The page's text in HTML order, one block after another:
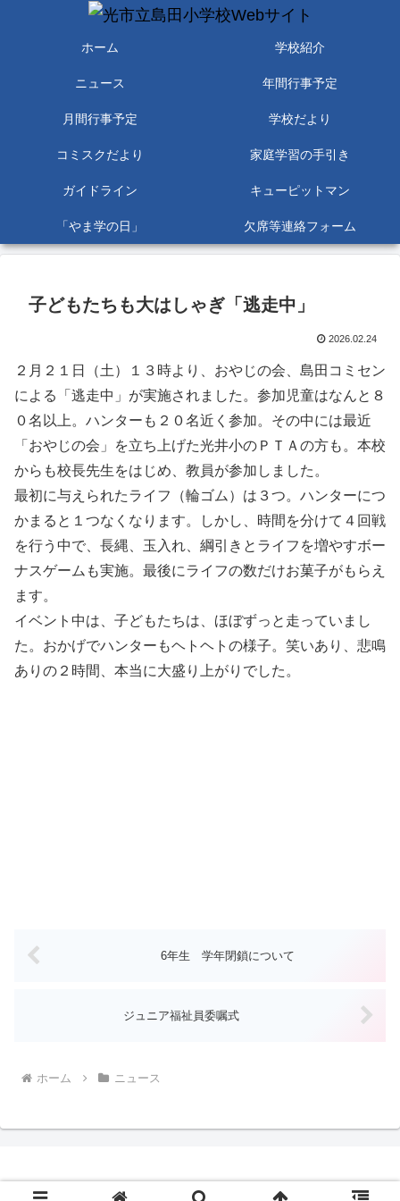
ホーム 学校紹介
ニュース 年間行事予定
月間行事予定 学校だより
コミスクだより 家庭学習の手引き
ガイドライン キューピットマン
「やま学の日」 欠席等連絡フォーム
子どもたちも大はしゃぎ「逃走中」
2026.02.24
２月２１日（土）１３時より、おやじの会、島田コミセン
による「逃走中」が実施されました。参加児童はなんと８
０名以上。ハンターも２０名近く参加。その中には最近
「おやじの会」を立ち上げた光井小のＰＴＡの方も。本校
からも校長先生をはじめ、教員が参加しました。
最初に与えられたライフ（輪ゴム）は３つ。ハンターにつ
かまると１つなくなります。しかし、時間を分けて４回戦
を行う中で、長縄、玉入れ、綱引きとライフを増やすボー
ナスゲームも実施。最後にライフの数だけお菓子がもらえ
ます。
イベント中は、子どもたちは、ほぼずっと走っていまし
た。おかげでハンターもヘトヘトの様子。笑いあり、悲鳴
ありの２時間、本当に大盛り上がりでした。
6年生 学年閉鎖について
ジュニア福祉員委嘱式
ホーム ニュース